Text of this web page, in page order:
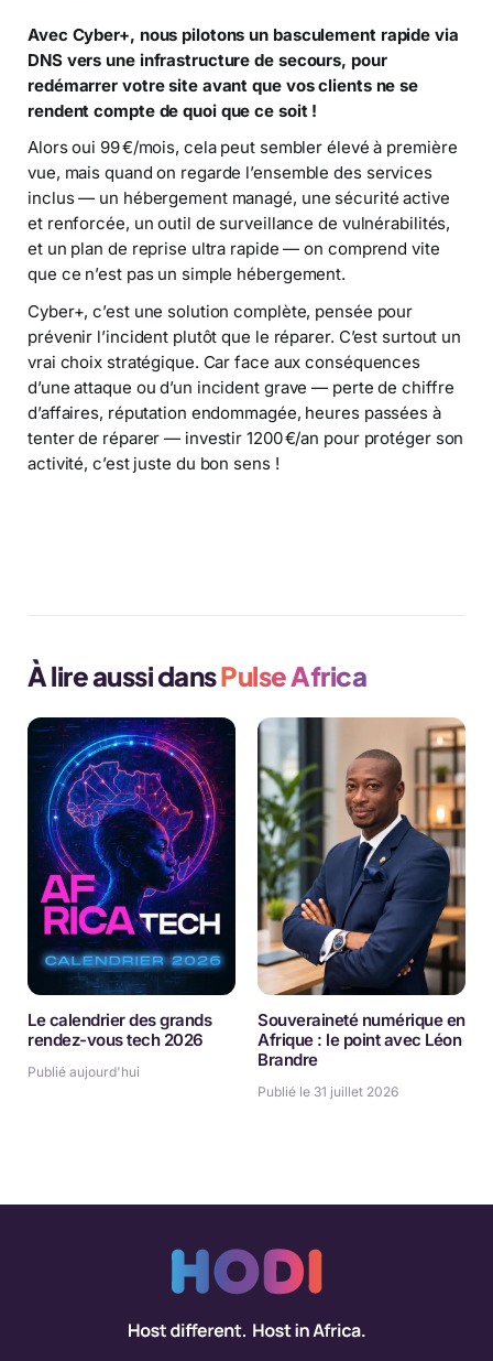
Avec Cyber+, nous pilotons un basculement rapide via
DNS vers une infrastructure de secours, pour
redémarrer votre site avant que vos clients ne se
rendent compte de quoi que ce soit !
Alors oui 99 €/mois, cela peut sembler élevé à première
vue, mais quand on regarde l’ensemble des services
inclus — un hébergement managé, une sécurité active
et renforcée, un outil de surveillance de vulnérabilités,
et un plan de reprise ultra rapide — on comprend vite
que ce n’est pas un simple hébergement.
Cyber+, c’est une solution complète, pensée pour
prévenir l’incident plutôt que le réparer. C’est surtout un
vrai choix stratégique. Car face aux conséquences
d’une attaque ou d’un incident grave — perte de chiffre
d’affaires, réputation endommagée, heures passées à
tenter de réparer — investir 1200 €/an pour protéger son
activité, c’est juste du bon sens !
À lire aussi dansPulse Africa
Le calendrier des grands
rendez-vous tech 2026
Publié aujourd'hui
Souveraineté numérique en
Afrique : le point avec Léon
Brandre
Publié le 31 juillet 2026